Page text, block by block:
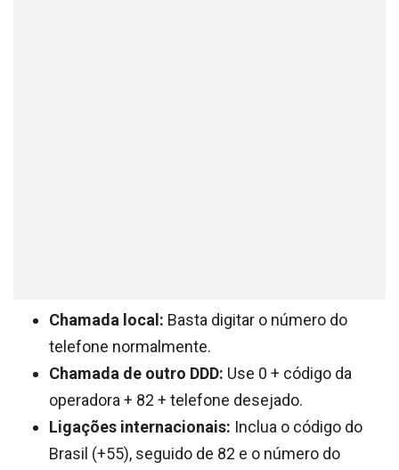
Chamada local: Basta digitar o número do
telefone normalmente.
Chamada de outro DDD: Use 0 + código da
operadora + 82 + telefone desejado.
Ligações internacionais: Inclua o código do
Brasil (+55), seguido de 82 e o número do